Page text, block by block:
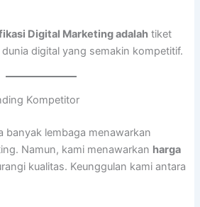
Digital Marketing adalahtiket
digital yang semakin kompetitif.
Kompetitor
banyak lembaga menawarkan
Namun, kami menawarkan harga
kualitas. Keunggulan kami antara